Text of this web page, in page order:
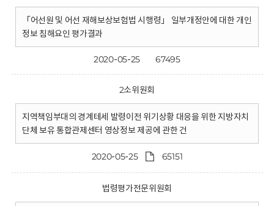
「어선원 및 어선 재해보상보험법 시행령」 일부개정안에 대한 개인
정보 침해요인 평가결과
2020-05-25 67495
2소위원회
지역책임부대의 경계테세 발령이전 위기상황 대응을 위한 지방자치
단체 보유 통합관제센터 영상정보 제공에 관한 건
2020-05-25 65151
법령평가전문위원회